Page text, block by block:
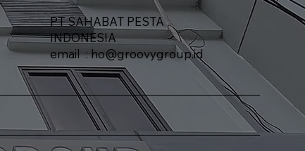
PT SAHABAT PESTA
INDONESIA​
email :ho@groovygroup.id